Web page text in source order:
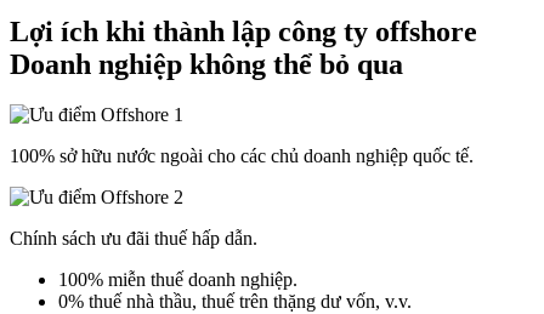
Lợi ích khi thành lập công ty offshore
Doanh nghiệp không thể bỏ qua
100% sở hữu nước ngoài cho các chủ doanh nghiệp quốc tế.
Chính sách ưu đãi thuế hấp dẫn.
100% miễn thuế doanh nghiệp.
0% thuế nhà thầu, thuế trên thặng dư vốn, v.v.